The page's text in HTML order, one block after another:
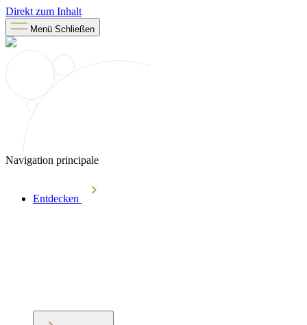
Direkt zum Inhalt
Menü Schließen
Navigation principale
Entdecken